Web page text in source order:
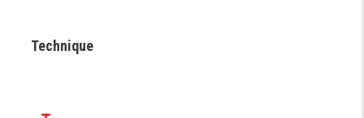
Technique